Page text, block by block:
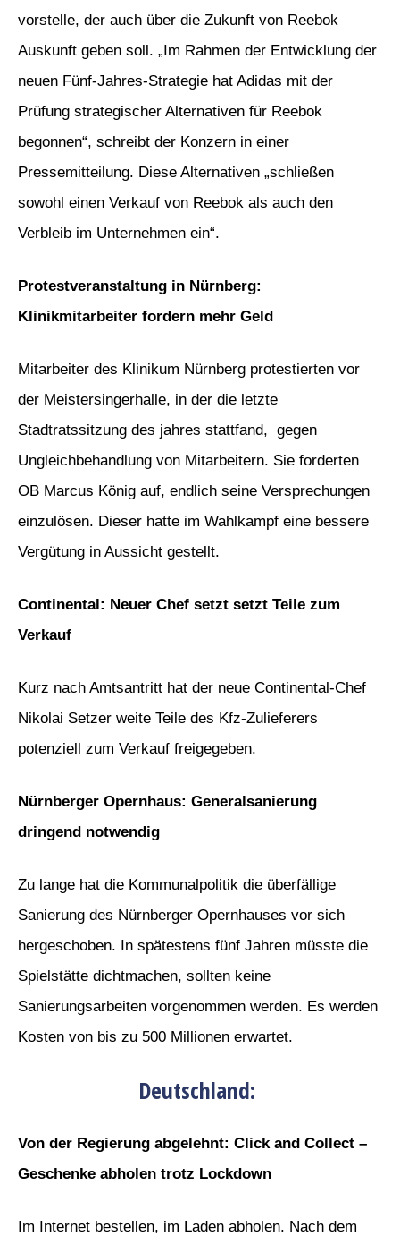
vorstelle, der auch über die Zukunft von Reebok
Auskunft geben soll. „Im Rahmen der Entwicklung der
neuen Fünf-Jahres-Strategie hat Adidas mit der
Prüfung strategischer Alternativen für Reebok
begonnen“, schreibt der Konzern in einer
Pressemitteilung. Diese Alternativen „schließen
sowohl einen Verkauf von Reebok als auch den
Verbleib im Unternehmen ein“.
Protestveranstaltung in Nürnberg:
Klinikmitarbeiter fordern mehr Geld
Mitarbeiter des Klinikum Nürnberg protestierten vor
der Meistersingerhalle, in der die letzte
Stadtratssitzung des jahres stattfand, gegen
Ungleichbehandlung von Mitarbeitern. Sie forderten
OB Marcus König auf, endlich seine Versprechungen
einzulösen. Dieser hatte im Wahlkampf eine bessere
Vergütung in Aussicht gestellt.
Continental: Neuer Chef setzt setzt Teile zum
Verkauf
Kurz nach Amtsantritt hat der neue Continental-Chef
Nikolai Setzer weite Teile des Kfz-Zulieferers
potenziell zum Verkauf freigegeben.
Nürnberger Opernhaus: Generalsanierung
dringend notwendig
Zu lange hat die Kommunalpolitik die überfällige
Sanierung des Nürnberger Opernhauses vor sich
hergeschoben. In spätestens fünf Jahren müsste die
Spielstätte dichtmachen, sollten keine
Sanierungsarbeiten vorgenommen werden. Es werden
Kosten von bis zu 500 Millionen erwartet.
Deutschland:
Von der Regierung abgelehnt: Click and Collect –
Geschenke abholen trotz Lockdown
Im Internet bestellen, im Laden abholen. Nach dem